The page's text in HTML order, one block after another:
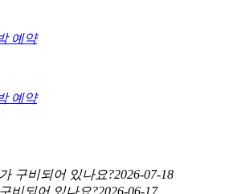
예약
예약
구비되어 있나요?2026-07-18
비되어 있나요?2026-06-17